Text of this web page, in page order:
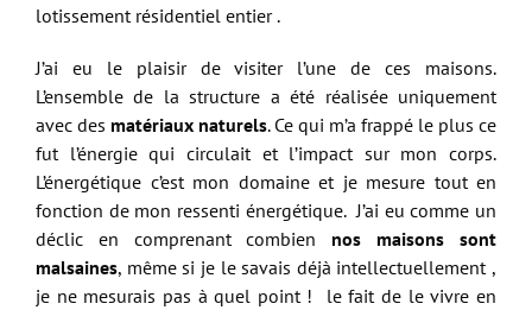
lotissement résidentiel entier .
J’ai eu le plaisir de visiter l’une de ces maisons.
L’ensemble de la structure a été réalisée uniquement
avec des matériaux naturels. Ce qui m’a frappé le plus ce
fut l’énergie qui circulait et l’impact sur mon corps.
L’énergétique c’est mon domaine et je mesure tout en
fonction de mon ressenti énergétique. J’ai eu comme un
déclic en comprenant combien nos maisons sont
malsaines, même si je le savais déjà intellectuellement ,
je ne mesurais pas à quel point ! le fait de le vivre en